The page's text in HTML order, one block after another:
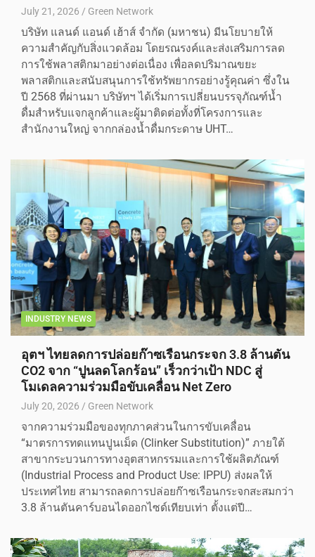
July 21, 2026 Green Network
บริษัท แลนด์ แอนด์ เฮ้าส์ จำกัด (มหาชน) มีนโยบายให้
ความสำคัญกับสิ่งแวดล้อม โดยรณรงค์และส่งเสริมการลด
การใช้พลาสติกมาอย่างต่อเนื่อง เพื่อลดปริมาณขยะ
พลาสติกและสนับสนุนการใช้ทรัพยากรอย่างรู้คุณค่า ซึ่งใน
ปี 2568 ที่ผ่านมา บริษัทฯ ได้เริ่มการเปลี่ยนบรรจุภัณฑ์น้ำ
ดื่มสำหรับแจกลูกค้าและผู้มาติดต่อทั้งที่โครงการและ
สำนักงานใหญ่ จากกล่องน้ำดื่มกระดาษ UHT…
INDUSTRY NEWS
อุตฯ ไทยลดการปล่อยก๊าซเรือนกระจก 3.8 ล้านตัน
CO2 จาก “ปูนลดโลกร้อน” เร็วกว่าเป้า NDC สู่
โมเดลความร่วมมือขับเคลื่อน Net Zero
July 20, 2026 Green Network
จากความร่วมมือของทุกภาคส่วนในการขับเคลื่อน
“มาตรการทดแทนปูนเม็ด (Clinker Substitution)” ภายใต้
สาขากระบวนการทางอุตสาหกรรมและการใช้ผลิตภัณฑ์
(Industrial Process and Product Use: IPPU) ส่งผลให้
ประเทศไทย สามารถลดการปล่อยก๊าซเรือนกระจกสะสมกว่า
3.8 ล้านตันคาร์บอนไดออกไซด์เทียบเท่า ตั้งแต่ปี…